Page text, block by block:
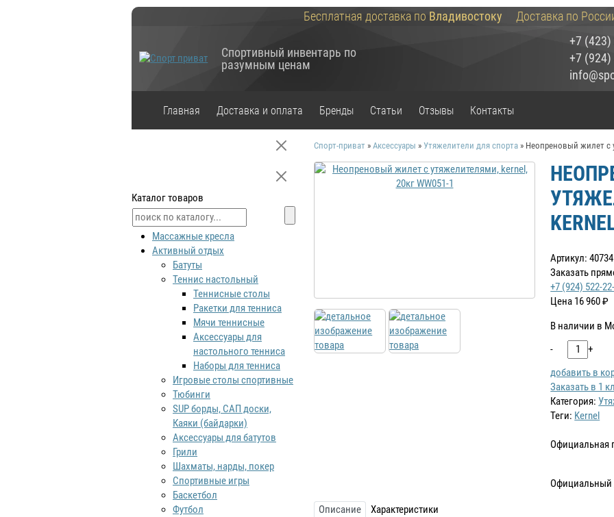
Бесплатная доставка по Владивостоку Доставка по
Спортивный инвентарь по
разумным ценам
+7 (423)
+7 (924)
Главная Доставка и оплата Бренды Статьи Отзывы Контакты
Спорт-приват »Аксессуары »Утяжелители для спорта » Неопреновый жилет с
Артикул: 40734
Заказать
+7 (924) 522-
Цена 16 960₽
В наличии в
-
+
добавить в
Заказать в 1
Категория:
Теги: Kernel
Официальная
Официальный
Описание
Характеристики
Каталог товаров
Массажные кресла
Активный отдых
Батуты
Теннис настольный
Теннисные столы
Ракетки для тенниса
Мячи теннисные
Аксессуары для
настольного тенниса
Наборы для тенниса
Игровые столы спортивные
Тюбинги
SUP борды, САП доски,
Каяки (байдарки)
Аксессуары для батутов
Грили
Шахматы, нарды, покер
Спортивные игры
Баскетбол
Футбол